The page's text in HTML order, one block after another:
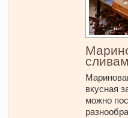
вкусная
можно